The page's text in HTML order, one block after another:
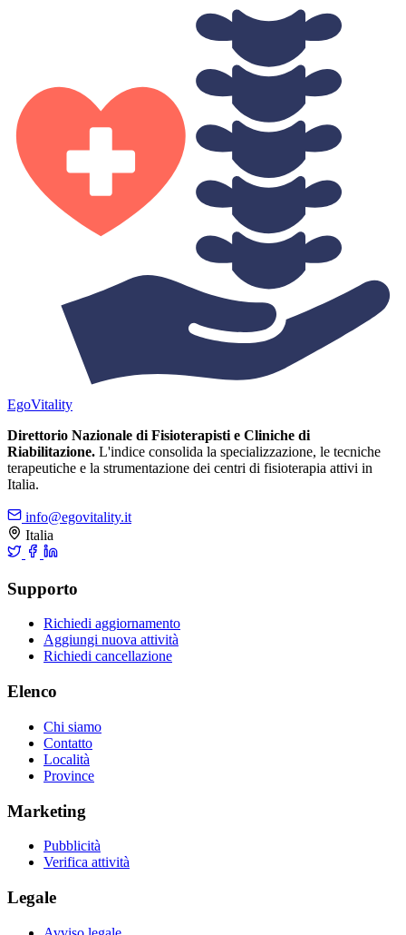
EgoVitality
Direttorio Nazionale di Fisioterapisti e Cliniche di
Riabilitazione. L'indice consolida la specializzazione, le tecniche
terapeutiche e la strumentazione dei centri di fisioterapia attivi in
Italia.
info@egovitality.it
Italia
Supporto
Richiedi aggiornamento
Aggiungi nuova attività
Richiedi cancellazione
Elenco
Chi siamo
Contatto
Località
Province
Marketing
Pubblicità
Verifica attività
Legale